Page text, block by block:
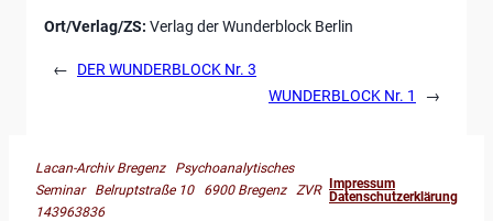
Ort/Verlag/ZS: Verlag der Wunderblock Berlin
←
DER WUNDERBLOCK Nr. 3
WUNDERBLOCK Nr. 1
→
Lacan-Archiv Bregenz Psychoanalytisches
Seminar Belruptstraße 10 6900 Bregenz ZVR
143963836
Impressum
Datenschutzerklärung